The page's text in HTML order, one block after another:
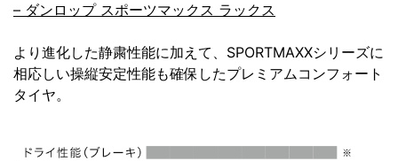
– ダンロップ スポーツマックス ラックス
より進化した静粛性能に加えて、SPORTMAXXシリーズに
相応しい操縦安定性能も確保したプレミアムコンフォート
タイヤ。